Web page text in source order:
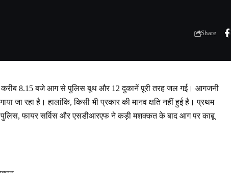
Share
करीब 8.15 बजे आग से पुलिस बूथ और 12 दुकानें पूरी तरह जल गई। आगजनी
जा रहा है। हालांकि, किसी भी प्रकार की मानव क्षति नहीं हुई है। प्रथम
पुलिस, फायर सर्विस और एसडीआरएफ ने कड़ी मशक्कत के बाद आग पर काबू